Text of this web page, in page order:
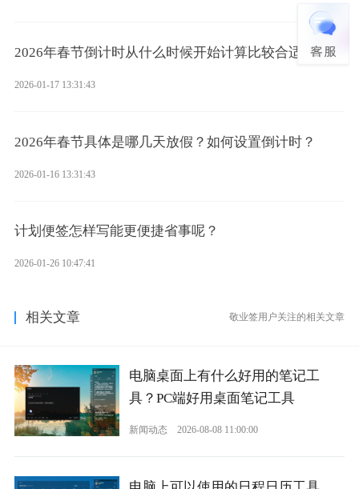
2026年春节倒计时从什么时候开始计算比较合适？
2026-01-17 13:31:43
2026年春节具体是哪几天放假？如何设置倒计时？
2026-01-16 13:31:43
计划便签怎样写能更便捷省事呢？
2026-01-26 10:47:41
相关文章 敬业签用户关注的相关文章
电脑桌面上有什么好用的笔记工
具？PC端好用桌面笔记工具
新闻动态 2026-08-08 11:00:00